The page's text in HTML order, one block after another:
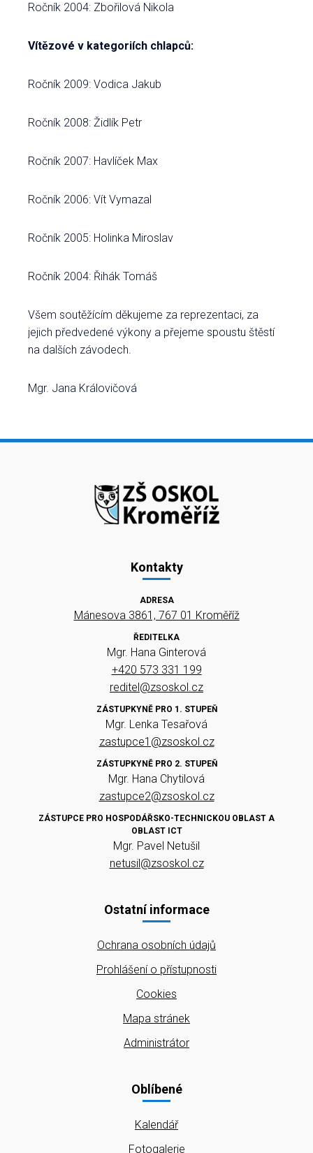
Ročník 2004: Zbořilová Nikola
Vítězové v kategoriích chlapců:
Ročník 2009: Vodica Jakub
Ročník 2008: Židlík Petr
Ročník 2007: Havlíček Max
Ročník 2006: Vít Vymazal
Ročník 2005: Holinka Miroslav
Ročník 2004: Řihák Tomáš
Všem soutěžícím děkujeme za reprezentaci, za
jejich předvedené výkony a přejeme spoustu štěstí
na dalších závodech.
Mgr. Jana Královičová
Kontakty
ADRESA
Mánesova 3861, 767 01 Kroměříž
ŘEDITELKA
Mgr. Hana Ginterová
+420 573 331 199
reditel@zsoskol.cz
ZÁSTUPKYNĚ PRO 1. STUPEŇ
Mgr. Lenka Tesařová
zastupce1@zsoskol.cz
ZÁSTUPKYNĚ PRO 2. STUPEŇ
Mgr. Hana Chytilová
zastupce2@zsoskol.cz
ZÁSTUPCE PRO HOSPODÁŘSKO-TECHNICKOU OBLAST A
OBLAST ICT
Mgr. Pavel Netušil
netusil@zsoskol.cz
Ostatní informace
Ochrana osobních údajů
Prohlášení o přístupnosti
Cookies
Mapa stránek
Administrátor
Oblíbené
Kalendář
Fotogalerie